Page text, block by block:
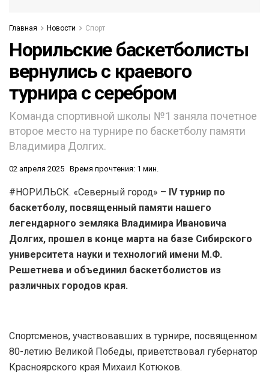
Главная Новости Спорт
Норильские баскетболисты
вернулись с краевого
турнира с серебром
Команда спортивной школы №1 заняла почетное
второе место на турнире по баскетболу памяти
Владимира Долгих.
02 апреля 2025 Время прочтения: 1 мин.
#НОРИЛЬСК. «Северный город» – IV турнир по
баскетболу, посвященный памяти нашего
легендарного земляка Владимира Ивановича
Долгих, прошел в конце марта на базе Сибирского
университета науки и технологий имени М.Ф.
Решетнева и объединил баскетболистов из
различных городов края.
Спортсменов, участвовавших в турнире, посвященном
80-летию Великой Победы, приветствовал губернатор
Красноярского края Михаил Котюков.